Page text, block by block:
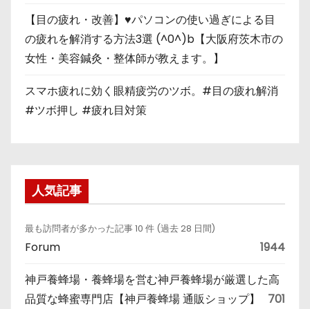
【目の疲れ・改善】♥パソコンの使い過ぎによる目
の疲れを解消する方法3選 (^0^)b【大阪府茨木市の
女性・美容鍼灸・整体師が教えます。】
スマホ疲れに効く眼精疲労のツボ。#目の疲れ解消
#ツボ押し #疲れ目対策
人気記事
最も訪問者が多かった記事 10 件 (過去 28 日間)
Forum 1944
神戸養蜂場・養蜂場を営む神戸養蜂場が厳選した高
品質な蜂蜜専門店【神戸養蜂場 通販ショップ】
701